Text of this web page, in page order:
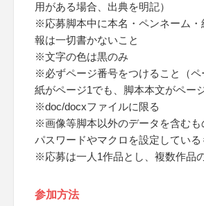
用がある場合、出典を明記）
※応募脚本中に本名・ペンネーム・
報は一切書かないこと
※文字の色は黒のみ
※必ずページ番号をつけること（ペ
紙がページ1でも、脚本本文がペー
※doc/docxファイルに限る
※画像等脚本以外のデータを含むも
パスワードやマクロを設定してい
※応募は一人1作品とし、複数作品
参加方法